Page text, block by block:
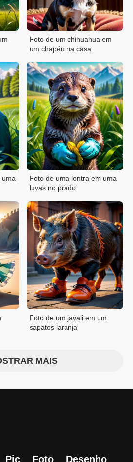
Foto de um chihuahua em
um chapéu na casa
uma
Foto de uma lontra em uma
luvas no prado
Foto de um javali em um
sapatos laranja
MAIS
Pic Foto Desenho